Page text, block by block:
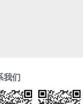
我们